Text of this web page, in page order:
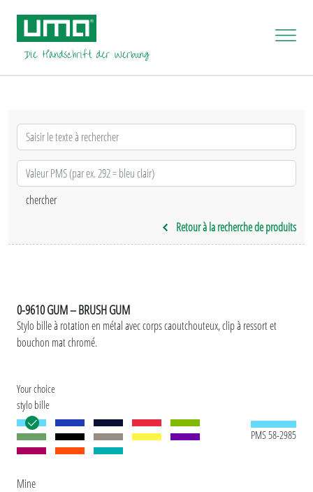
Retour à la recherche de produits
0-9610 GUM – BRUSH GUM
Stylo bille à rotation en métal avec corps caoutchouteux, clip à ressort et
bouchon mat chromé.
Your choice
stylo bille
PMS 58-2985
Mine